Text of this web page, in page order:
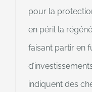
pour la
en péril la
faisant partir en
indiquent des